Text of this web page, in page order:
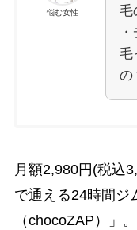
悩む女性
毛
毛
の
月額2,980円(税込
で通える24時間ジ
（chocoZAP）」。